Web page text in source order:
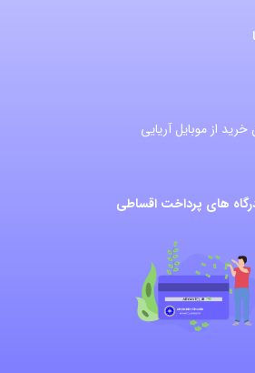
از موبایل آریایی
های پرداخت اقساطی